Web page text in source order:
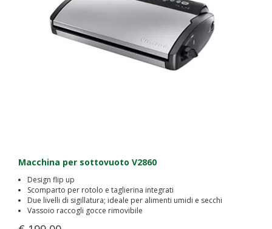
Macchina per sottovuoto V2860
Design flip up
Scomparto per rotolo e taglierina integrati
Due livelli di sigillatura; ideale per alimenti umidi e secchi
Vassoio raccogli gocce rimovibile